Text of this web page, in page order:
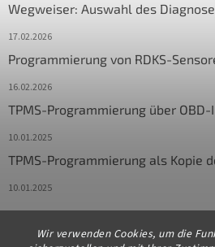
Wir verwenden Cookies, um die
Wegweiser: Auswahl des
17.02.2026
Programmierung von RDKS-
16.02.2026
TPMS-Programmierung über OBD-
10.01.2025
TPMS-Programmierung als Kopie
10.01.2025
Kontakt